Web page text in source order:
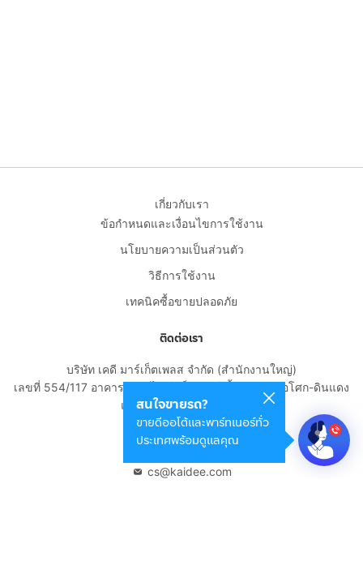
สนใจขายรถ?
ขายดีออโต้และพาร์ทเนอร์ทั่ว
ประเทศพร้อมดูแลคุณ
เกี่ยวกับเรา
ข้อกำหนดและเงื่อนไขการใช้งาน
นโยบายความเป็นส่วนตัว
วิธีการใช้งาน
เทคนิคซื้อขายปลอดภัย
ติดต่อเรา
บริษัท เคดี มาร์เก็ตเพลส จำกัด (สำนักงานใหญ่)
เลขที่ 554/117 อาคารสกายไนน์ เซ็นเตอร์ ชั้น 22 ถนนอโศก-ดินแดง
แขวงดินแดง เขตดินแดง
กรุงเทพมหานคร 10400
cs@kaidee.com